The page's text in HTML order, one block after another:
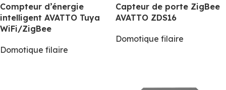
Compteur d’énergie
intelligent AVATTO Tuya
WiFi/ZigBee
Domotique filaire
Capteur de porte ZigBee
AVATTO ZDS16
Domotique filaire